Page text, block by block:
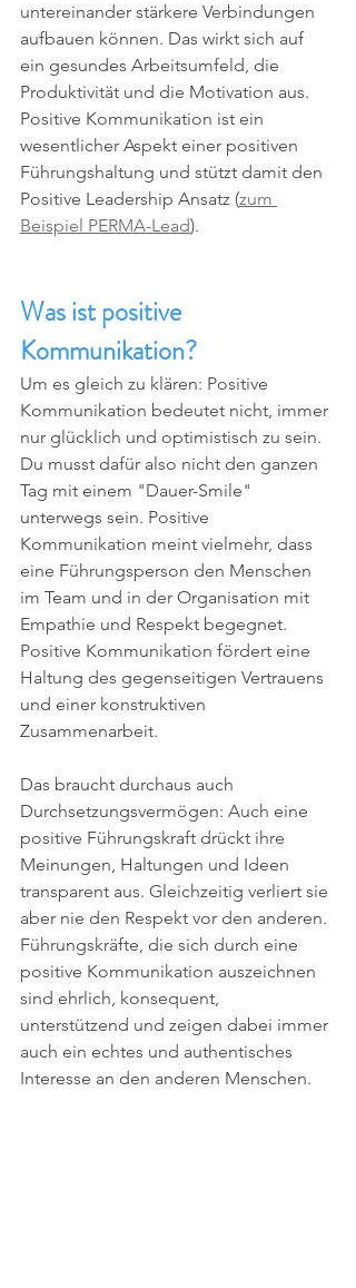
untereinander stärkere Verbindungen
aufbauen können. Das wirkt sich auf
ein gesundes Arbeitsumfeld, die
Produktivität und die Motivation aus.
Positive Kommunikation ist ein
wesentlicher Aspekt einer positiven
Führungshaltung und stützt damit den
Positive Leadership Ansatz (zum
Beispiel PERMA-Lead).
Was ist positive
Kommunikation?
Um es gleich zu klären: Positive
Kommunikation bedeutet nicht, immer
nur glücklich und optimistisch zu sein.
Du musst dafür also nicht den ganzen
Tag mit einem "Dauer-Smile"
unterwegs sein. Positive
Kommunikation meint vielmehr, dass
eine Führungsperson den Menschen
im Team und in der Organisation mit
Empathie und Respekt begegnet.
Positive Kommunikation fördert eine
Haltung des gegenseitigen Vertrauens
und einer konstruktiven
Zusammenarbeit.
Das braucht durchaus auch
Durchsetzungsvermögen: Auch eine
positive Führungskraft drückt ihre
Meinungen, Haltungen und Ideen
transparent aus. Gleichzeitig verliert sie
aber nie den Respekt vor den anderen.
Führungskräfte, die sich durch eine
positive Kommunikation auszeichnen
sind ehrlich, konsequent,
unterstützend und zeigen dabei immer
auch ein echtes und authentisches
Interesse an den anderen Menschen.